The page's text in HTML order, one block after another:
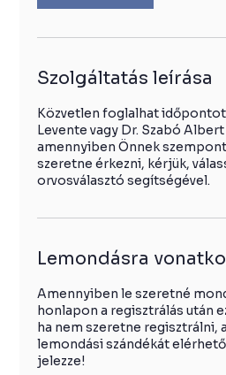
Szolgáltatás leírása
Közvetlen foglalhat időpontot
Levente vagy Dr. Szabó
amennyiben Önnek
szeretne érkezni, kérjük,
orvosválasztó segítségével.
Lemondásra
Amennyiben le szeretné
honlapon a regisztrálás után
ha nem szeretne regisztrálni,
lemondási szándékát